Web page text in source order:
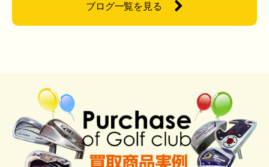
ブログ一覧を見る